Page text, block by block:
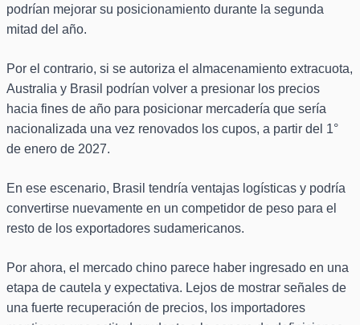
podrían mejorar su posicionamiento durante la segunda
mitad del año.
Por el contrario, si se autoriza el almacenamiento extracuota,
Australia y Brasil podrían volver a presionar los precios
hacia fines de año para posicionar mercadería que sería
nacionalizada una vez renovados los cupos, a partir del 1°
de enero de 2027.
En ese escenario, Brasil tendría ventajas logísticas y podría
convertirse nuevamente en un competidor de peso para el
resto de los exportadores sudamericanos.
Por ahora, el mercado chino parece haber ingresado en una
etapa de cautela y expectativa. Lejos de mostrar señales de
una fuerte recuperación de precios, los importadores